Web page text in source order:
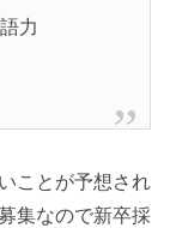
力
ことが予想され
集なので新卒採